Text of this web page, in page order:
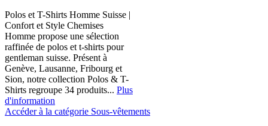
Polos et T-Shirts Homme Suisse |
Confort et Style Chemises
Homme propose une sélection
raffinée de polos et t-shirts pour
gentleman suisse. Présent à
Genève, Lausanne, Fribourg et
Sion, notre collection Polos & T-
Shirts regroupe 34 produits... Plus
d'information
Accéder à la catégorie Sous-vêtements